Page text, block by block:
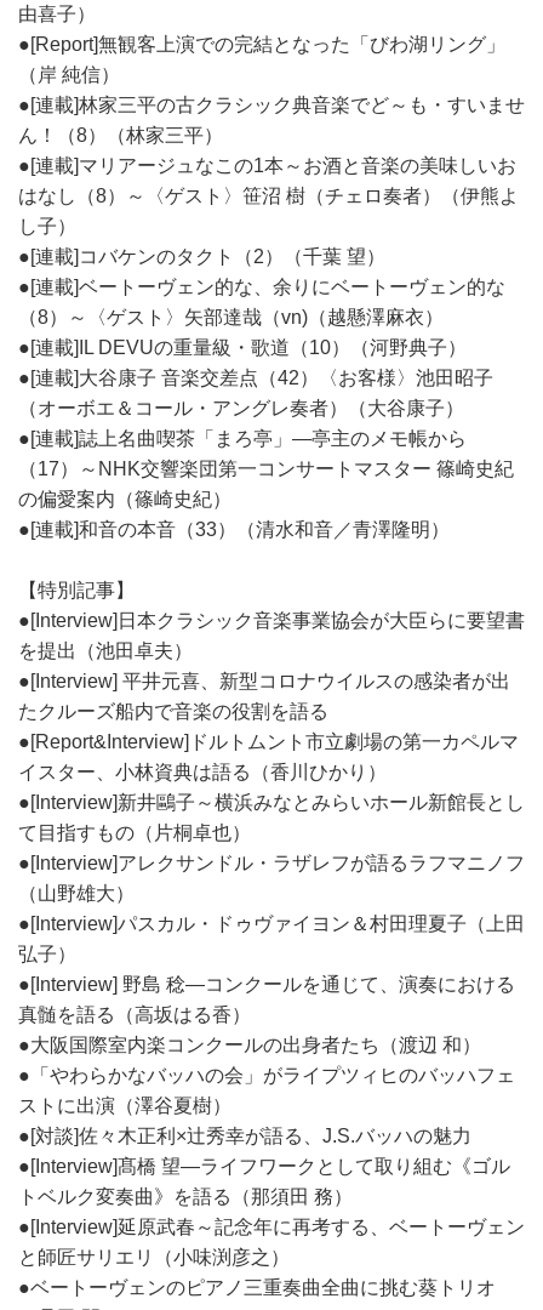
由喜子）
●[Report]無観客上演での完結となった「びわ湖リング」
（岸 純信）
●[連載]林家三平の古クラシック典音楽でど～も・すいませ
ん！（8）（林家三平）
●[連載]マリアージュなこの1本～お酒と音楽の美味しいお
はなし（8）～〈ゲスト〉笹沼 樹（チェロ奏者）（伊熊よ
し子）
●[連載]コバケンのタクト（2）（千葉 望）
●[連載]ベートーヴェン的な、余りにベートーヴェン的な
（8）～〈ゲスト〉矢部達哉（vn)（越懸澤麻衣）
●[連載]IL DEVUの重量級・歌道（10）（河野典子）
●[連載]大谷康子 音楽交差点（42）〈お客様〉池田昭子
（オーボエ＆コール・アングレ奏者）（大谷康子）
●[連載]誌上名曲喫茶「まろ亭」―亭主のメモ帳から
（17）～NHK交響楽団第一コンサートマスター 篠崎史紀
の偏愛案内（篠崎史紀）
●[連載]和音の本音（33）（清水和音／青澤隆明）
【特別記事】
●[Interview]日本クラシック音楽事業協会が大臣らに要望書
を提出（池田卓夫）
●[Interview] 平井元喜、新型コロナウイルスの感染者が出
たクルーズ船内で音楽の役割を語る
●[Report&Interview]ドルトムント市立劇場の第一カペルマ
イスター、小林資典は語る（香川ひかり）
●[Interview]新井鷗子～横浜みなとみらいホール新館長とし
て目指すもの（片桐卓也）
●[Interview]アレクサンドル・ラザレフが語るラフマニノフ
（山野雄大）
●[Interview]パスカル・ドゥヴァイヨン＆村田理夏子（上田
弘子）
●[Interview] 野島 稔―コンクールを通じて、演奏における
真髄を語る（高坂はる香）
●大阪国際室内楽コンクールの出身者たち（渡辺 和）
●「やわらかなバッハの会」がライプツィヒのバッハフェ
ストに出演（澤谷夏樹）
●[対談]佐々木正利×辻秀幸が語る、J.S.バッハの魅力
●[Interview]髙橋 望―ライフワークとして取り組む《ゴル
トベルク変奏曲》を語る（那須田 務）
●[Interview]延原武春～記念年に再考する、ベートーヴェン
と師匠サリエリ（小味渕彦之）
●ベートーヴェンのピアノ三重奏曲全曲に挑む葵トリオ